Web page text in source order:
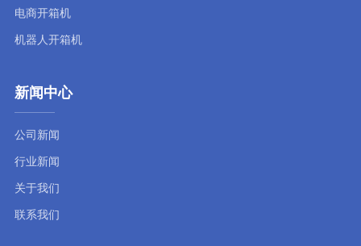
电商开箱机
机器人开箱机
新闻中心
公司新闻
行业新闻
关于我们
联系我们